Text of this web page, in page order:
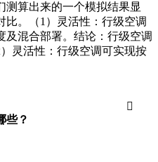
测算出来的一个模拟结果显
比。（1）灵活性：行级空调
及混合部署。结论：行级空调
灵活性：行级空调可实现按
些？
